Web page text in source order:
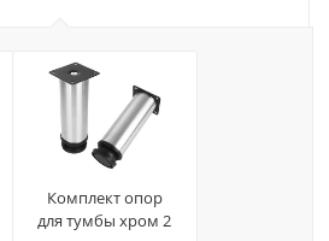
Комплект опор
для тумбы хром 2